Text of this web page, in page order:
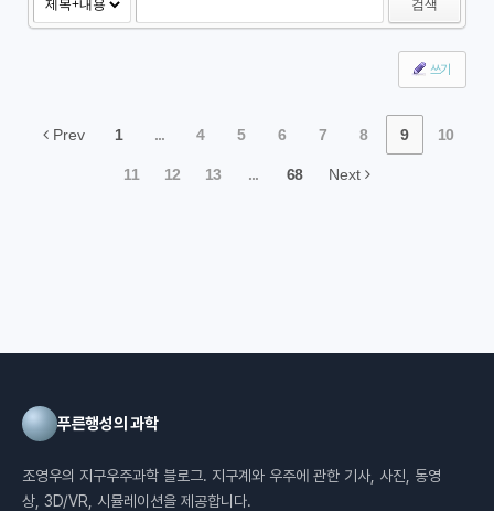
검색
쓰기
Prev 1 ... 4 5 6 7 8 9 10
11 12 13 ... 68 Next
푸른행성의 과학
조영우의 지구우주과학 블로그. 지구계와 우주에 관한 기사, 사진, 동영
상, 3D/VR, 시뮬레이션을 제공합니다.